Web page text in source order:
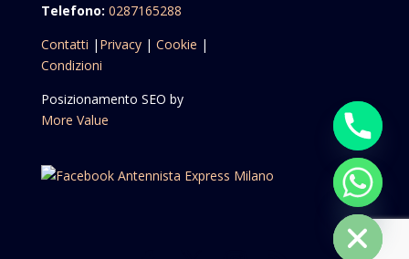
Telefono: 0287165288
Contatti | Privacy| Cookie |
Condizioni
Posizionamento SEO by
More Value
Hide
chaty